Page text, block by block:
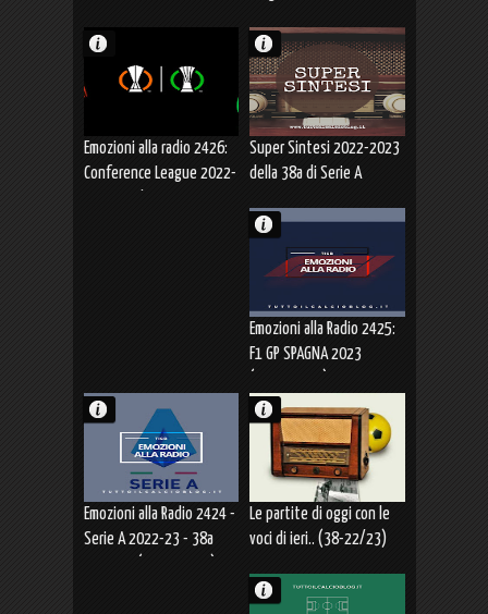
Emozioni alla radio 2426:
Conference League 2022-
Super Sintesi 2022-2023
della 38a di Serie A
Emozioni alla Radio 2425:
F1 GP SPAGNA 2023
Emozioni alla Radio 2424 -
Serie A 2022-23 - 38a
Le partite di oggi con le
voci di ieri.. (38-22/23)